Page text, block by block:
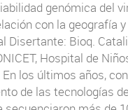
genómica del
con la geografía
Disertante: Bioq.
Hospital de
los últimos años,
de las tecnologías